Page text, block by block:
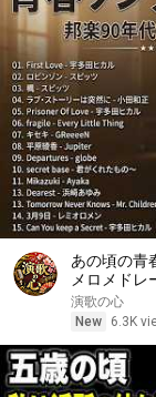
あの頃の青
メロメドレ
aiko,
演歌の心
New
6.3K